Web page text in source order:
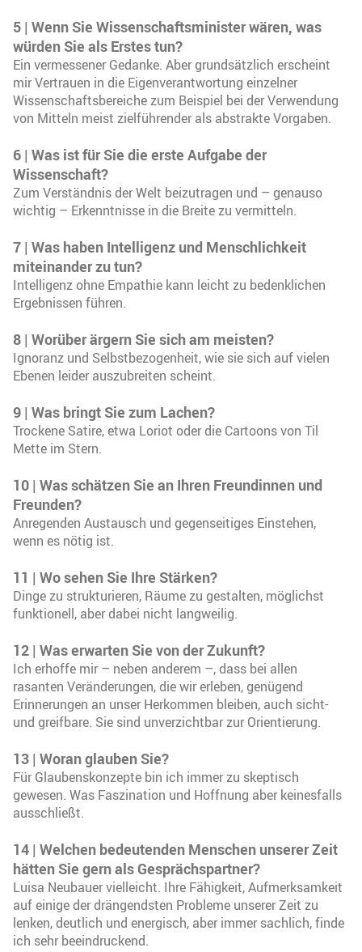
5 | Wenn Sie Wissenschaftsminister wären, was
würden Sie als Erstes tun?
Ein vermessener Gedanke. Aber grundsätzlich erscheint
mir Vertrauen in die Eigenverantwortung einzelner
Wissenschaftsbereiche zum Beispiel bei der Verwendung
von Mitteln meist zielführender als abstrakte Vorgaben.
6 | Was ist für Sie die erste Aufgabe der
Wissenschaft?
Zum Verständnis der Welt beizutragen und – genauso
wichtig – Erkenntnisse in die Breite zu vermitteln.
7 | Was haben Intelligenz und Menschlichkeit
miteinander zu tun?
Intelligenz ohne Empathie kann leicht zu bedenklichen
Ergebnissen führen.
8 | Worüber ärgern Sie sich am meisten?
Ignoranz und Selbstbezogenheit, wie sie sich auf vielen
Ebenen leider auszubreiten scheint.
9 | Was bringt Sie zum Lachen?
Trockene Satire, etwa Loriot oder die Cartoons von Til
Mette im Stern.
10 | Was schätzen Sie an Ihren Freundinnen und
Freunden?
Anregenden Austausch und gegenseitiges Einstehen,
wenn es nötig ist.
11 | Wo sehen Sie Ihre Stärken?
Dinge zu strukturieren, Räume zu gestalten, möglichst
funktionell, aber dabei nicht langweilig.
12 | Was erwarten Sie von der Zukunft?
Ich erhoffe mir – neben anderem –, dass bei allen
rasanten Veränderungen, die wir erleben, genügend
Erinnerungen an unser Herkommen bleiben, auch sicht-
und greifbare. Sie sind unverzichtbar zur Orientierung.
13 | Woran glauben Sie?
Für Glaubenskonzepte bin ich immer zu skeptisch
gewesen. Was Faszination und Hoffnung aber keinesfalls
ausschließt.
14 | Welchen bedeutenden Menschen unserer Zeit
hätten Sie gern als Gesprächspartner?
Luisa Neubauer vielleicht. Ihre Fähigkeit, Aufmerksamkeit
auf einige der drängendsten Probleme unserer Zeit zu
lenken, deutlich und energisch, aber immer sachlich, finde
ich sehr beeindruckend.